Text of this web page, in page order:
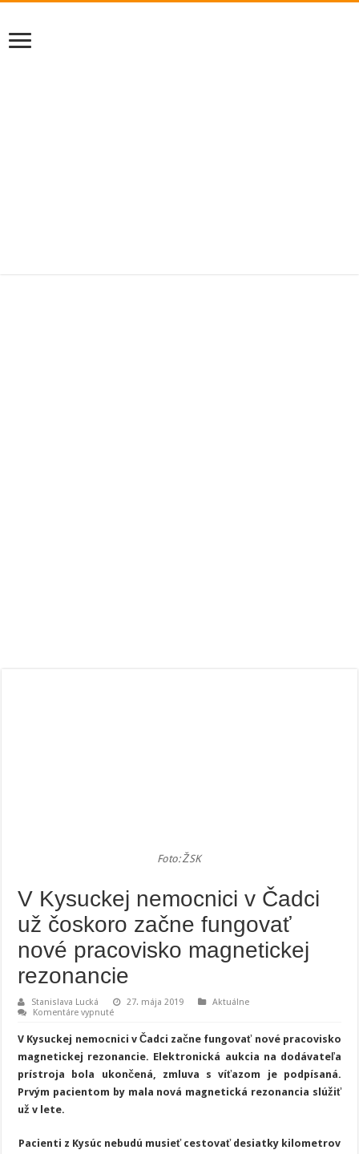
Foto: ŽSK
V Kysuckej nemocnici v Čadci
už čoskoro začne fungovať
nové pracovisko magnetickej
rezonancie
Stanislava Lucká 27. mája 2019
Aktuálne
Komentáre vypnuténa
Kysuckej
nemocnici
v
už
začne
magnetickej
rezonancie
V Kysuckej nemocnici v Čadci začne fungovať nové pracovisko
magnetickej rezonancie. Elektronická aukcia na dodávateľa
prístroja bola ukončená, zmluva s víťazom je podpísaná.
Prvým pacientom by mala nová magnetická rezonancia slúžiť
už v lete.
Pacienti z Kysúc nebudú musieť cestovať desiatky kilometrov